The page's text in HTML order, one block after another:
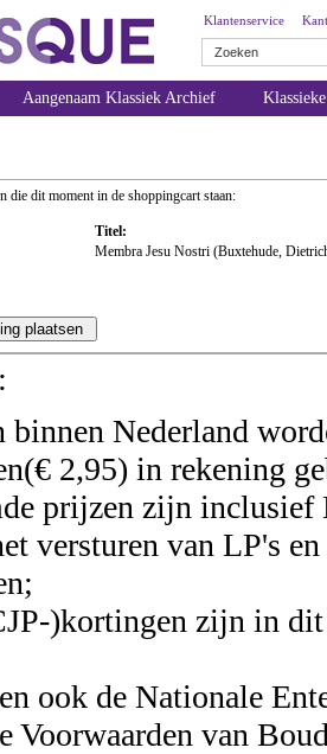
Klantenservice
Aangenaam Klassiek Archief
die dit moment in de shoppingcart staan:
Titel:
Membra Jesu Nostri (Buxtehude,
Nederland
2,95) in rekening
prijzen zijn inclusief
versturen van LP's
)kortingen zijn in
ook de Nationale
Voorwaarden van